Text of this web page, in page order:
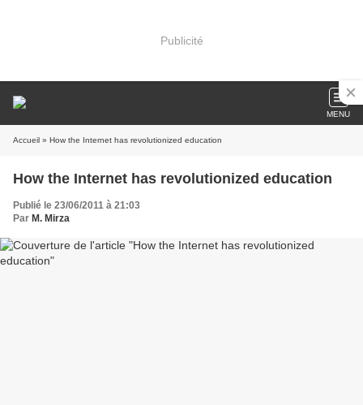
Publicité
MENU
Accueil » How the Internet has revolutionized education
How the Internet has revolutionized education
Publié le 23/06/2011 à 21:03
Par M. Mirza